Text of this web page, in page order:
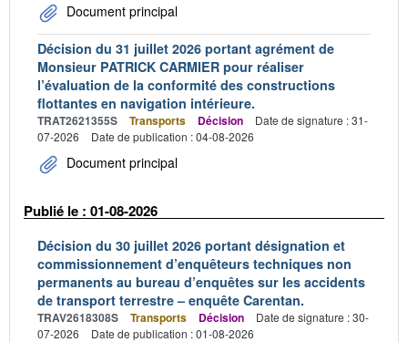
Document principal
Décision du 31 juillet 2026 portant agrément de
Monsieur PATRICK CARMIER pour réaliser
l’évaluation de la conformité des constructions
flottantes en navigation intérieure.
TRAT2621355S Transports Décision
Date de signature : 31-
07-2026
Date de publication : 04-08-2026
Document principal
Publié le : 01-08-2026
Décision du 30 juillet 2026 portant désignation et
commissionnement d’enquêteurs techniques non
permanents au bureau d’enquêtes sur les accidents
de transport terrestre – enquête Carentan.
TRAV2618308S Transports Décision
Date de signature : 30-
07-2026
Date de publication : 01-08-2026